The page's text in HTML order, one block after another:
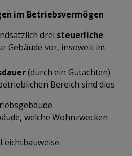
im Betriebsvermögen
drei steuerliche
Gebäude vor, insoweit im
(durch ein Gutachten)
Bereich sind dies
welche Wohnzwecken